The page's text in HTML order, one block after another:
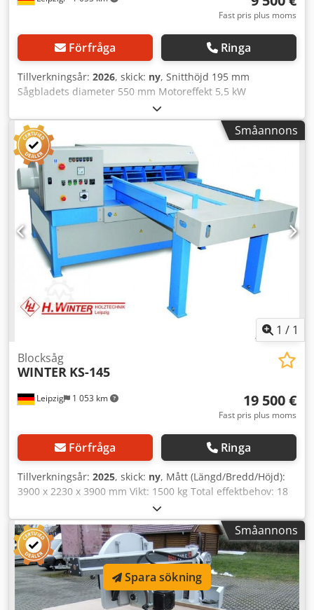
Fast pris plus moms
Förfråga Ringa
Tillverkningsår: 2026, skick: ny, Snitthöjd 195 mm
Sågbladets diameter 550 mm Motoreffekt 5,5 kW
Radialarmsåg MAGGI BEST 1250 S - Maximal snitthöjd: 90°
195 mm - Maximal snitthöjd: 45° 115 mm - Maximal
snittbredd: 20 x 1140 mm - Maximal snittbredd: 200 x 970
mm - Sågbladets diameter: 550 mm - Motoreffekt: 5,5 kW /
400 V - Varvtal: 2800 varv/min - Arbetsbord: 1290 x 2400
mm - Motorbroms - Utsugs kåpa - CE-märkning - Mått (L =
2400 x B = 1100 x H = 1250 mm) - Vikt: 285 kg - HM-sågblad
550 x 4,8 x 30 mm Z 64: 242,00 EUR Csdpfx Asyk Iaxjn Ejrf
Småannons
1 / 1
Leipzig 1 053 km
Blocksåg
WINTER KS-145
19 500 €
Fast pris plus moms
Förfråga Ringa
Tillverkningsår: 2025, skick: ny, Mått (Längd/Bredd/Höjd):
3900 x 2230 x 3900 mm Vikt: 1500 kg Total effektbehov: 18
kW Blocksåg KS-145 - Max. materiallängd: 1250 mm - Min. /
Max. materialbredd: 70-145 mm - Max. materialhöjd: 160
mm - Kapacitet: styck/minut - Motor: 18,0 kW - Spänning:
400 V / 50 Hz - Sågblad: max. 10 stycken -
Transportbandsbredd: 1300 mm - Mått: L=3900 mm,
B=2230 mm, H=3900 mm - Vikt: 1500 kg Csdovz Hnlspfx An
Ejrf
Småannons
Spara sökning